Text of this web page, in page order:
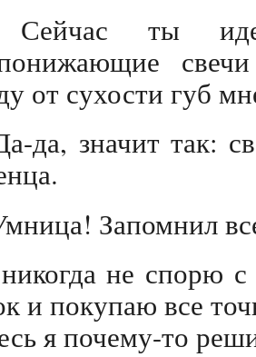
ты
от сухости губ
да, значит так:
Запомнил
не спорю
и покупаю все
я почему-то